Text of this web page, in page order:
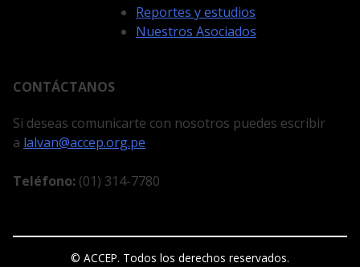
Reportes y estudios
Nuestros Asociados
CONTÁCTANOS
Si deseas comunicarte con nosotros puedes escribir
a lalvan@accep.org.pe
Teléfono: (01) 314-7780
© ACCEP. Todos los derechos reservados.